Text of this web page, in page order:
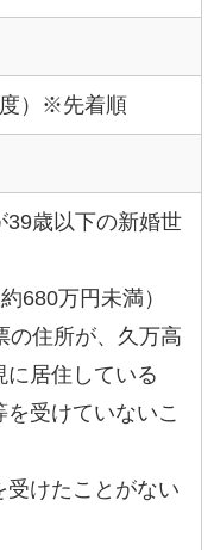
）※先着順
39歳以下の新婚世
680万円未満）
の住所が、久万高
に居住している
受けていないこ
受けたことがない